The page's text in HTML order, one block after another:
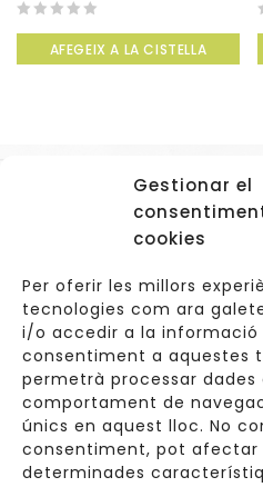
Gestionar el
cookies
Per oferir les millors
tecnologies com ara
i/o accedir a la informació
consentiment a aquestes
permetrà processar dades
comportament de
únics en aquest lloc. No
consentiment, pot afectar
determinades
of
AFEGEIX A LA CISTELLA
Carrer de Valldoreix 45,
933 157 807